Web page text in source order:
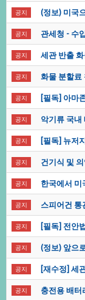
공지 (정보)미국
공지 관세청-수
공지 세관반출
공지 화물분할료
공지 [필독]아마
공지 악기류국
공지 [필독]뉴저
공지 건기식및
공지 한국에서
공지 스피어건통
공지 [필독]전안
공지 (정보)앞으
공지 [재수정]세
공지 충전용배